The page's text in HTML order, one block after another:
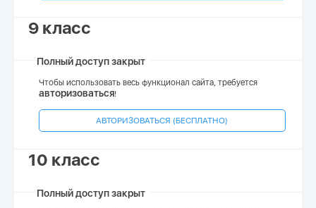
9 класс
Полный доступ закрыт
Чтобы использовать весь функционал сайта, требуется
авторизоваться!
АВТОРИЗОВАТЬСЯ (БЕСПЛАТНО)
10 класс
Полный доступ закрыт